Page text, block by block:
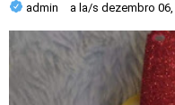
admin a la/s dezembro 06,